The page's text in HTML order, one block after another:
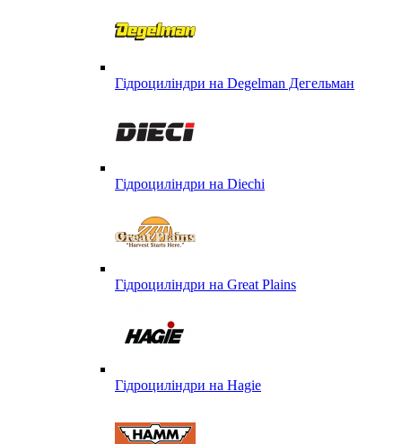
Гідроциліндри на Degelman Дегельман
Гідроциліндри на Diechi
Гідроциліндри на Great Plains
Гідроциліндри на Hagie